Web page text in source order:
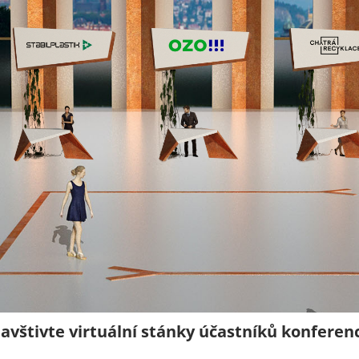
virtuální stánky účastníků